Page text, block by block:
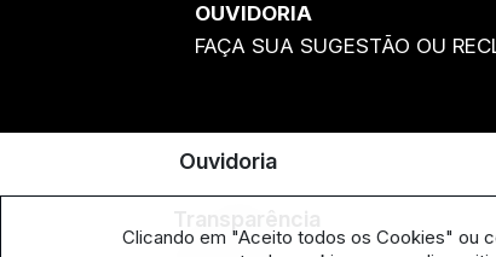
OUVIDORIA
FAÇA SUA SUGESTÃO OU
Ouvidoria
Clicando em "Aceito todos os Cookies" ou